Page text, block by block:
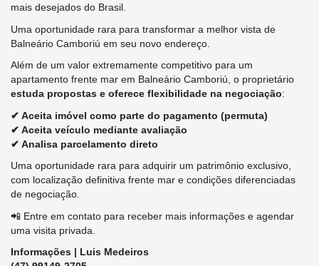
mais desejados do Brasil.
Uma oportunidade rara para transformar a melhor vista de
Balneário Camboriú em seu novo endereço.
Além de um valor extremamente competitivo para um
apartamento frente mar em Balneário Camboriú, o proprietário
estuda propostas e oferece flexibilidade na negociação:
✔ Aceita imóvel como parte do pagamento (permuta)
✔ Aceita veículo mediante avaliação
✔ Analisa parcelamento direto
Uma oportunidade rara para adquirir um patrimônio exclusivo,
com localização definitiva frente mar e condições diferenciadas
de negociação.
📲 Entre em contato para receber mais informações e agendar
uma visita privada.
Informações | Luis Medeiros